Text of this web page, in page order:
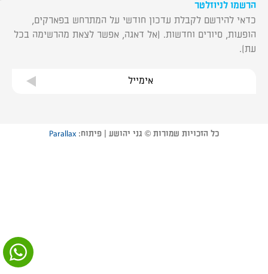
הרשמו לניוזלטר
כדאי להירשם לקבלת עדכון חודשי על המתרחש בפארקים,
הופעות, סיורים וחדשות. (אל דאגה, אפשר לצאת מהרשימה בכל
עת).
אימייל
כל הזכויות שמורות © גני יהושע | פיתוח: Parallax